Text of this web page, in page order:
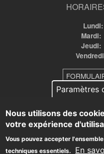
Lundi:
Mardi:
Jeudi:
© Commune de
Paramètres
Nous utilisons des
votre expérience
Vous pouvez accepter
techniques essentiels.
En